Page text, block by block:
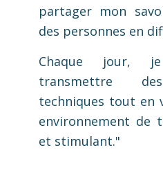
partager mon
des personnes en
Chaque jour,
transmettre
techniques tout en
environnement de
et stimulant."